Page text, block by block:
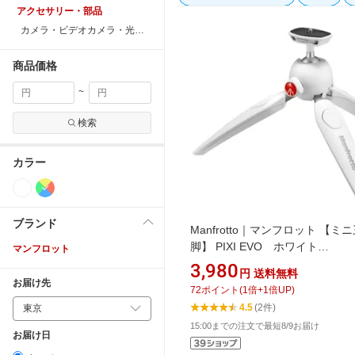
アクセサリー・部品
商品価格
~
検索
カラー
ブランド
マンフロット
お届け先
お届け日
Manfrotto｜マンフロット 【ミニ
脚】 PIXI EVO ホワイト
MTPIXIEVO-WH [2段][Manfrotto
Gopro カメラ MTPIXIEVOWH]
3,980 円 送料無料
72ポイント (1 倍+1 倍UP)
4.5(2件)
15:00までの注文で最短8/9お届け